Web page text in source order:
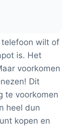
wilt of
is. Het
voorkomen
Dit
te voorkomen
heel dun
kopen en